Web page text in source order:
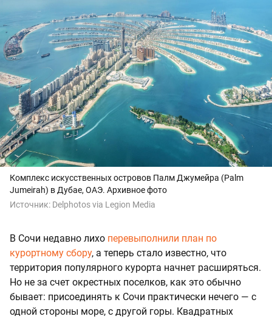
Комплекс искусственных островов Палм Джумейра (Palm
Jumeirah) в Дубае, ОАЭ. Архивное фото
Источник: Delphotos via Legion Media
В Сочи недавно лихо перевыполнили план по
курортному сбору, а теперь стало известно, что
территория популярного курорта начнет расширяться.
Но не за счет окрестных поселков, как это обычно
бывает: присоединять к Сочи практически нечего — с
одной стороны море, с другой горы. Квадратных